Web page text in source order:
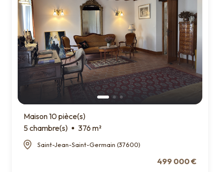
Maison 10 pièce(s)
5 chambre(s)
376 m²
Saint-Jean-Saint-Germain (37600)
499 000 €